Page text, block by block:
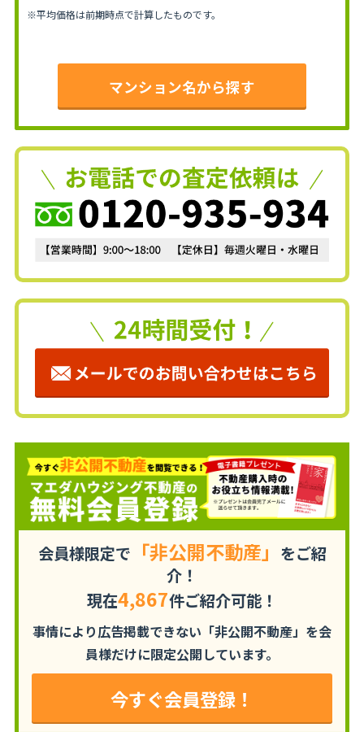
※平均価格は前期時点で計算したものです。
マンション名から探す
会員様限定で 「非公開不動産」 をご紹
介！
現在4,867件ご紹介可能！
事情により広告掲載できない「非公開不動産」を会
員様だけに限定公開しています。
今すぐ会員登録！